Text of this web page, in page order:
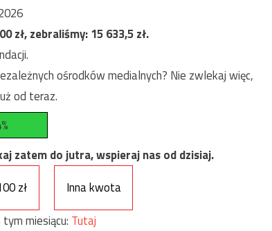
zł, zebraliśmy:15 633,5zł.
ośrodków medialnych? Nie zwlekaj więc,
od teraz.
zatem do jutra, wspieraj nas od dzisiaj.
zł
Inna kwota
miesiącu: Tutaj